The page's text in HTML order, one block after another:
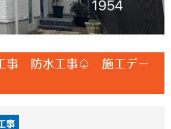
事 防水工事♤ 施工デー
事